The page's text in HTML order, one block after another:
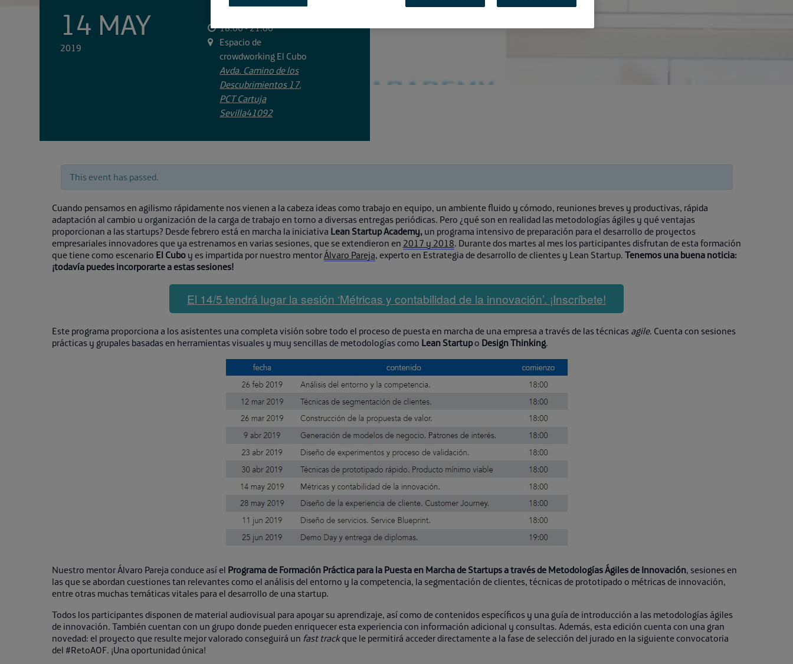
14 MAY
2019
18:00 - 21:00
Espacio de
crowdworking El Cubo
Avda. Camino de los
Descubrimientos 17,
PCT Cartuja
Sevilla41092
This event has passed.
Cuando pensamos en agilismo rápidamente nos vienen a la cabeza ideas como trabajo en equipo, un ambiente fluido y cómodo, reuniones breves y productivas, rápida
adaptación al cambio u organización de la carga de trabajo en torno a diversas entregas periódicas. Pero ¿qué son en realidad las metodologías ágiles y qué ventajas
proporcionan a las startups? Desde febrero está en marcha la iniciativa Lean Startup Academy,un programa intensivo de preparación para el desarrollo de proyectos
empresariales innovadores que ya estrenamos en varias sesiones, que se extendieron en 2017 y 2018. Durante dos martes al mes los participantes disfrutan de esta formación
que tiene como escenario El Cuboy es impartida por nuestro mentorÁlvaro Pareja, experto en Estrategia de desarrollo de clientes y Lean Startup. Tenemos una buena noticia:
¡todavía puedes incorporarte a estas sesiones!
El 14/5 tendrá lugar la sesión ‘Métricas y contabilidad de la innovación’. ¡Inscríbete!
Este programa proporciona a los asistentes una completa visión sobre todo el proceso de puesta en marcha de una empresa a través de las técnicas agile. Cuenta con sesiones
prácticas y grupales basadas en herramientas visuales y muy sencillas de metodologías como Lean Startupo Design Thinking.
Nuestro mentor Álvaro Pareja conduce así el Programa de Formación Práctica para la Puesta en Marcha de Startups a través de Metodologías Ágiles de Innovación, sesiones en
las que se abordan cuestiones tan relevantes como el análisis del entorno y la competencia, la segmentación de clientes, técnicas de prototipado o métricas de innovación,
entre otras muchas temáticas vitales para el desarrollo de una startup.
Todos los participantes disponen de material audiovisual para apoyar su aprendizaje, así como de contenidos específicos y una guía de introducción a las metodologías ágiles
de innovación. También cuentan con un grupo donde pueden enriquecer esta experiencia con información adicional y consultas. Además, esta edición cuenta con una gran
novedad: el proyecto que resulte mejor valorado conseguirá un fast trackque le permitirá acceder directamente a la fase de selección del jurado en la siguiente convocatoria
del #RetoAOF. ¡Una oportunidad única!